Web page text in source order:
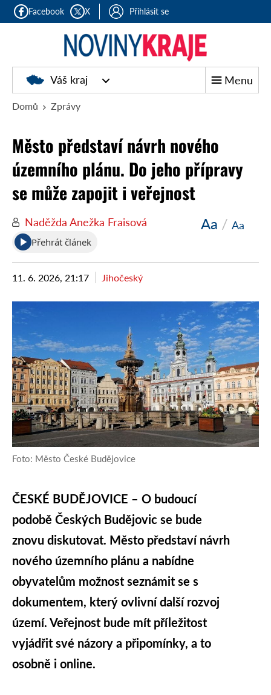
Facebook X Přihlásit se
Noviny
kraje
Váš kraj Menu
Domů Zprávy
Město představí návrh nového
územního plánu. Do jeho přípravy
se může zapojit i veřejnost
Naděžda Anežka Fraisová Aa / Aa
Přehrát článek
11. 6. 2026, 21:17 Jihočeský
Foto: Město České Budějovice
ČESKÉ BUDĚJOVICE – O budoucí
podobě Českých Budějovic se bude
znovu diskutovat. Město představí návrh
nového územního plánu a nabídne
obyvatelům možnost seznámit se s
dokumentem, který ovlivní další rozvoj
území. Veřejnost bude mít příležitost
vyjádřit své názory a připomínky, a to
osobně i online.